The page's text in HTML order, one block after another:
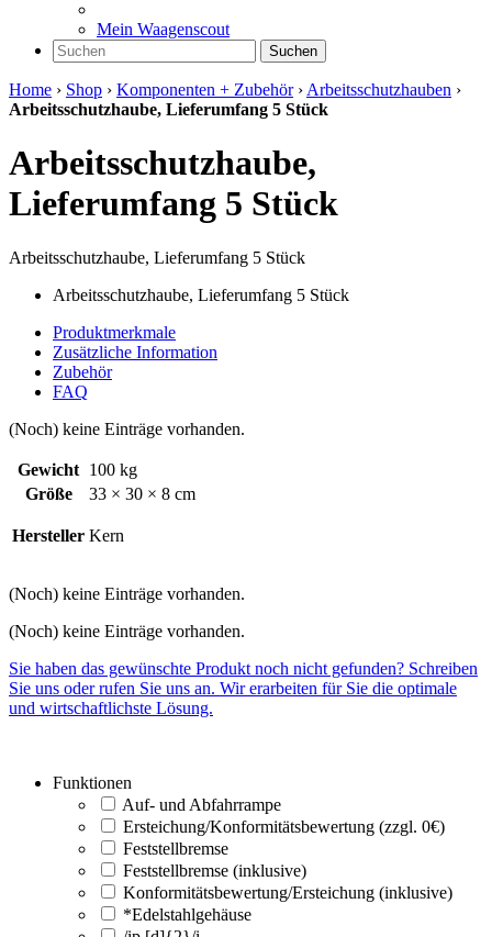
Mein Waagenscout
Suchen
Home › Shop › Komponenten + Zubehör› Arbeitsschutzhauben ›
Arbeitsschutzhaube, Lieferumfang 5 Stück
Arbeitsschutzhaube,
Lieferumfang 5 Stück
Arbeitsschutzhaube, Lieferumfang 5 Stück
Arbeitsschutzhaube, Lieferumfang 5 Stück
Produktmerkmale
Zusätzliche Information
Zubehör
FAQ
(Noch) keine Einträge vorhanden.
Gewicht 100 kg
Größe
33 × 30 × 8 cm
Hersteller Kern
(Noch) keine Einträge vorhanden.
(Noch) keine Einträge vorhanden.
Sie haben das gewünschte Produkt noch nicht gefunden? Schreiben
Sie uns oder rufen Sie uns an. Wir erarbeiten für Sie die optimale
und wirtschaftlichste Lösung.
Funktionen
Auf- und Abfahrrampe
Ersteichung/Konformitätsbewertung (zzgl. 0€)
Feststellbremse
Feststellbremse (inklusive)
Konformitätsbewertung/Ersteichung (inklusive)
*Edelstahlgehäuse